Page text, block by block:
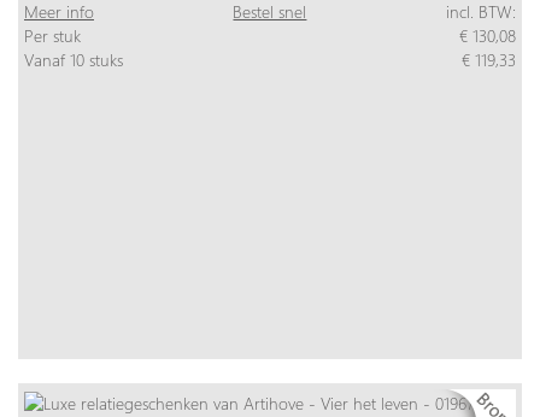
Meer info Bestel snel
incl. BTW:
Per stuk
€ 130,08
Vanaf 10 stuks
€ 119,33